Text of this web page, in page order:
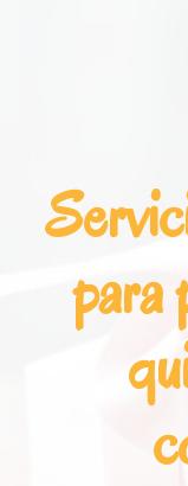
para